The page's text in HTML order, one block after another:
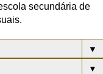
secundária de
▼
▼